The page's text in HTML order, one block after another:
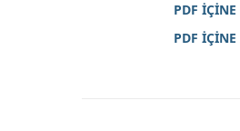
PDF İÇİNE
PDF İÇİNE